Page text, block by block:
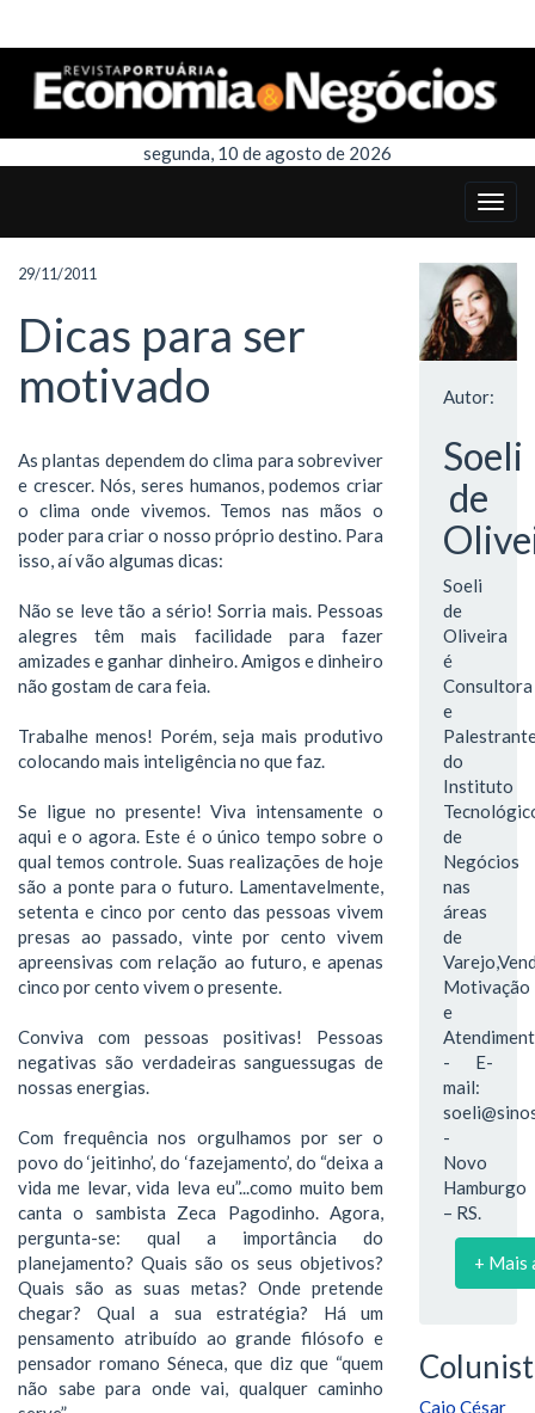
segunda, 10 de agosto de 2026
29/11/2011
Dicas para ser
motivado
As plantas dependem do clima para sobreviver
e crescer. Nós, seres humanos, podemos criar
o clima onde vivemos. Temos nas mãos o
poder para criar o nosso próprio destino. Para
isso, aí vão algumas dicas:
Não se leve tão a sério! Sorria mais. Pessoas
alegres têm mais facilidade para fazer
amizades e ganhar dinheiro. Amigos e dinheiro
não gostam de cara feia.
Trabalhe menos! Porém, seja mais produtivo
colocando mais inteligência no que faz.
Se ligue no presente! Viva intensamente o
aqui e o agora. Este é o único tempo sobre o
qual temos controle. Suas realizações de hoje
são a ponte para o futuro. Lamentavelmente,
setenta e cinco por cento das pessoas vivem
presas ao passado, vinte por cento vivem
apreensivas com relação ao futuro, e apenas
cinco por cento vivem o presente.
Conviva com pessoas positivas! Pessoas
negativas são verdadeiras sanguessugas de
nossas energias.
Com frequência nos orgulhamos por ser o
povo do ‘jeitinho’, do ‘fazejamento’, do “deixa a
vida me levar, vida leva eu”...como muito bem
canta o sambista Zeca Pagodinho. Agora,
pergunta-se: qual a importância do
planejamento? Quais são os seus objetivos?
Quais são as suas metas? Onde pretende
chegar? Qual a sua estratégia? Há um
pensamento atribuído ao grande filósofo e
pensador romano Séneca, que diz que “quem
não sabe para onde vai, qualquer caminho
Autor:
Soeli
de
Soeli
de
Oliveira
é
Consultora
e
do
Instituto
de
Negócios
nas
áreas
de
Motivação
e
- E-
mail:
-
Novo
Hamburgo
– RS.
+ Mais
Caio César